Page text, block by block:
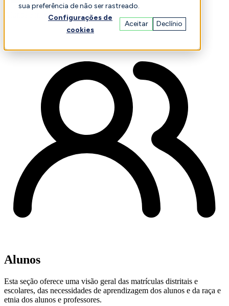
sua preferência de não ser rastreado.
Configurações de
cookies
Aceitar Declínio
Finança Desempenho
Alunos
Esta seção oferece uma visão geral das matrículas distritais e
escolares, das necessidades de aprendizagem dos alunos e da raça e
etnia dos alunos e professores.